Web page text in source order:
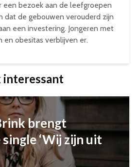
een bezoek aan de leefgroepen
dat de gebouwen verouderd zijn
een investering. Jongeren met
en obesitas verblijven er.
brengt
‘Wij zijn uit